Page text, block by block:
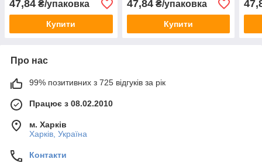
47,84 ₴/упаковка
Купити
47,84₴/упаковка
Купити
Про нас
99% позитивних з 725 відгуків за рік
Працює з 08.02.2010
м. Харків
Харків, Україна
Контакти